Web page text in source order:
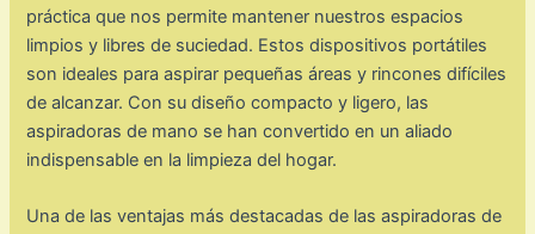
práctica que nos permite mantener nuestros espacios
limpios y libres de suciedad. Estos dispositivos portátiles
son ideales para aspirar pequeñas áreas y rincones difíciles
de alcanzar. Con su diseño compacto y ligero, las
aspiradoras de mano se han convertido en un aliado
indispensable en la limpieza del hogar.
Una de las ventajas más destacadas de las aspiradoras de